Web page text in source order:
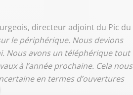
directeur adjoint du Pic du
le périphérique. Nous devions
Nous avons un téléphérique tout
à l’année prochaine. Cela nous
en termes d’ouvertures